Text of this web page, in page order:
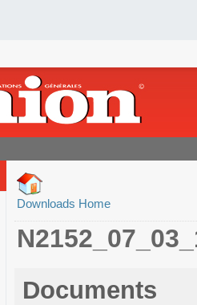
Downloads Home
Documents